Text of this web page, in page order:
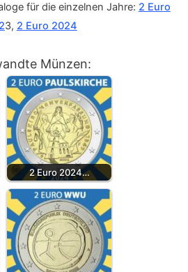
für die einzelnen Jahre: 2 Euro
3, 2 Euro 2024
Münzen:
2 Euro 2024…